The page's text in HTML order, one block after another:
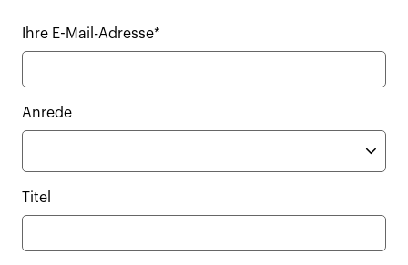
Ihre E-Mail-Adresse*
Anrede
Titel